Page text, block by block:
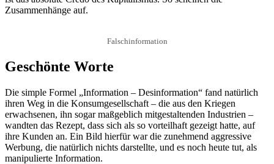
Zusammenhänge auf.
Falschinformation
Geschönte Worte
Die simple Formel „Information – Desinformation“ fand natürlich
ihren Weg in die Konsumgesellschaft – die aus den Kriegen
erwachsenen, ihn sogar maßgeblich mitgestaltenden Industrien –
wandten das Rezept, dass sich als so vorteilhaft gezeigt hatte, auf
ihre Kunden an. Ein Bild hierfür war die zunehmend aggressive
Werbung, die natürlich nichts darstellte, und es noch heute tut, als
manipulierte Information.